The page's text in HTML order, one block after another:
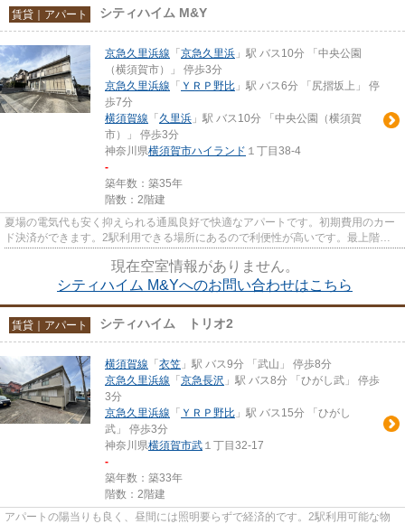
賃貸｜アパート シティハイム M&Y
京急久里浜線 「 京急久里浜 」駅 バス10分 「中央公園
（横須賀市）」 停歩3分
京急久里浜線 「 ＹＲＰ野比 」駅 バス6分 「尻摺坂上」 停
歩7分
横須賀線 「 久里浜 」駅 バス10分 「中央公園（横須賀
市）」 停歩3分
神奈川県横須賀市ハイランド １丁目38-4
-
築年数：築35年
階数：2階建
夏場の電気代も安く抑えられる通風良好で快適なアパートです。初期費用のカー
ド決済ができます。2駅利用できる場所にあるので利便性が高いです。最上階の
現在空室情報がありません。
シティハイム M&Yへのお問い合わせはこちら
賃貸｜アパート シティハイム トリオ2
横須賀線 「 衣笠 」駅 バス9分 「武山」 停歩8分
京急久里浜線 「 京急長沢 」駅 バス8分 「ひがし武」 停歩
3分
京急久里浜線 「 ＹＲＰ野比 」駅 バス15分 「ひがし
武」 停歩3分
神奈川県横須賀市武 １丁目32-17
-
築年数：築33年
階数：2階建
アパートの陽当りも良く、昼間には照明要らずで経済的です。2駅利用可能な物